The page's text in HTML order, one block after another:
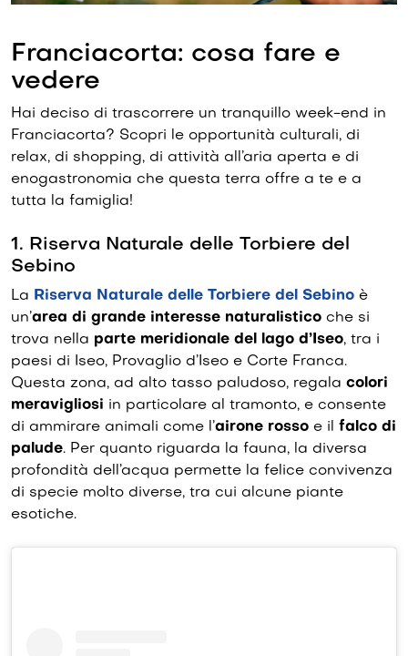
Franciacorta: cosa fare e
vedere
Hai deciso di trascorrere un tranquillo week-end in
Franciacorta? Scopri le opportunità culturali, di
relax, di shopping, di attività all’aria aperta e di
enogastronomia che questa terra offre a te e a
tutta la famiglia!
1. Riserva Naturale delle Torbiere del
Sebino
La Riserva Naturale delle Torbiere del Sebino è
un’area di grande interesse naturalistico che si
trova nella parte meridionale del lago d’Iseo, tra i
paesi di Iseo, Provaglio d’Iseo e Corte Franca.
Questa zona, ad alto tasso paludoso, regala colori
meravigliosi in particolare al tramonto, e consente
di ammirare animali come l’airone rosso e il falco di
palude. Per quanto riguarda la fauna, la diversa
profondità dell’acqua permette la felice convivenza
di specie molto diverse, tra cui alcune piante
esotiche.